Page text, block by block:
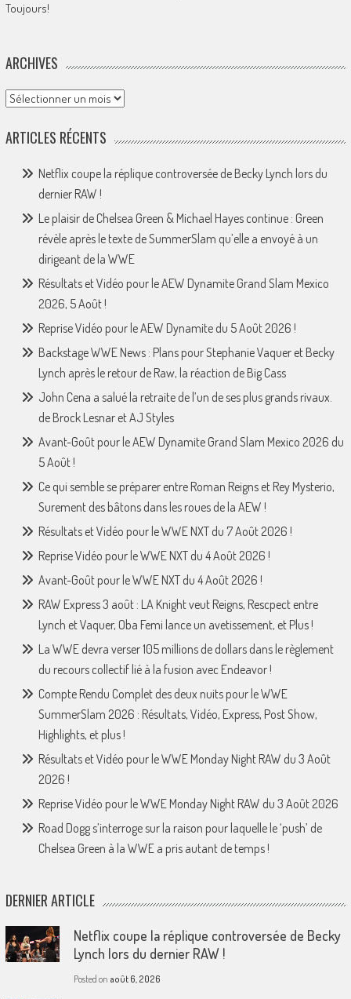
Toujours!
ARCHIVES
Archives
ARTICLES RÉCENTS
Netflix coupe la réplique controversée de Becky Lynch lors du
dernier RAW !
Le plaisir de Chelsea Green & Michael Hayes continue : Green
révèle après le texte de SummerSlam qu’elle a envoyé à un
dirigeant de la WWE
Résultats et Vidéo pour le AEW Dynamite Grand Slam Mexico
2026, 5 Août !
Reprise Vidéo pour le AEW Dynamite du 5 Août 2026 !
Backstage WWE News : Plans pour Stephanie Vaquer et Becky
Lynch après le retour de Raw, la réaction de Big Cass
John Cena a salué la retraite de l’un de ses plus grands rivaux.
de Brock Lesnar et AJ Styles
Avant-Goût pour le AEW Dynamite Grand Slam Mexico 2026 du
5 Août !
Ce qui semble se préparer entre Roman Reigns et Rey Mysterio,
Surement des bâtons dans les roues de la AEW !
Résultats et Vidéo pour le WWE NXT du 7 Août 2026 !
Reprise Vidéo pour le WWE NXT du 4 Août 2026 !
Avant-Goût pour le WWE NXT du 4 Août 2026 !
RAW Express 3 août : LA Knight veut Reigns, Rescpect entre
Lynch et Vaquer, Oba Femi lance un avetissement, et Plus !
La WWE devra verser 105 millions de dollars dans le règlement
du recours collectif lié à la fusion avec Endeavor !
Compte Rendu Complet des deux nuits pour le WWE
SummerSlam 2026 : Résultats, Vidéo, Express, Post Show,
Highlights, et plus !
Résultats et Vidéo pour le WWE Monday Night RAW du 3 Août
2026 !
Reprise Vidéo pour le WWE Monday Night RAW du 3 Août 2026
Road Dogg s’interroge sur la raison pour laquelle le ‘push’ de
Chelsea Green à la WWE a pris autant de temps !
DERNIER ARTICLE
Netflix coupe la réplique controversée de Becky
Lynch lors du dernier RAW !
Posted on août 6, 2026